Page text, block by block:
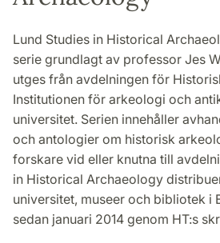
Lund Studies in Historical
serie grundlagt av professor Jes
utges från avdelningen för
Institutionen för arkeologi och
universitet. Serien innehåller
och antologier om historisk
forskare vid eller knutna till
in Historical Archaeology
universitet, museer och bibliotek i
sedan januari 2014 genom HT:s